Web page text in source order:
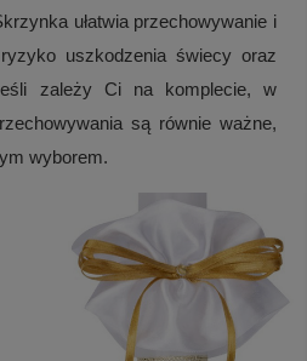
ułatwia przechowywanie i
uszkodzenia świecy oraz
zależy Ci na komplecie, w
są równie ważne,
wyborem.